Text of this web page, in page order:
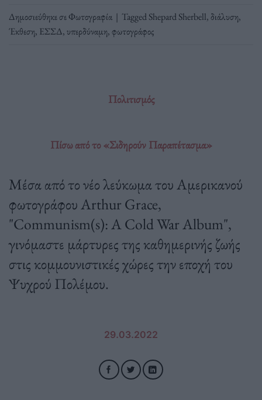
Δημοσιεύθηκε σεΦωτογραφία | TaggedShepard Sherbell,διάλυση,
Έκθεση, ΕΣΣΔ,υπερδύναμη,φωτογράφος
Πολιτισμός
Πίσω από το «Σιδηρούν Παραπέτασμα»
Μέσα από το νέο λεύκωμα του Αμερικανού
φωτογράφου Arthur Grace,
"Communism(s): A Cold War Album",
γινόμαστε μάρτυρες της καθημερινής ζωής
στις κομμουνιστικές χώρες την εποχή του
Ψυχρού Πολέμου.
29.03.2022